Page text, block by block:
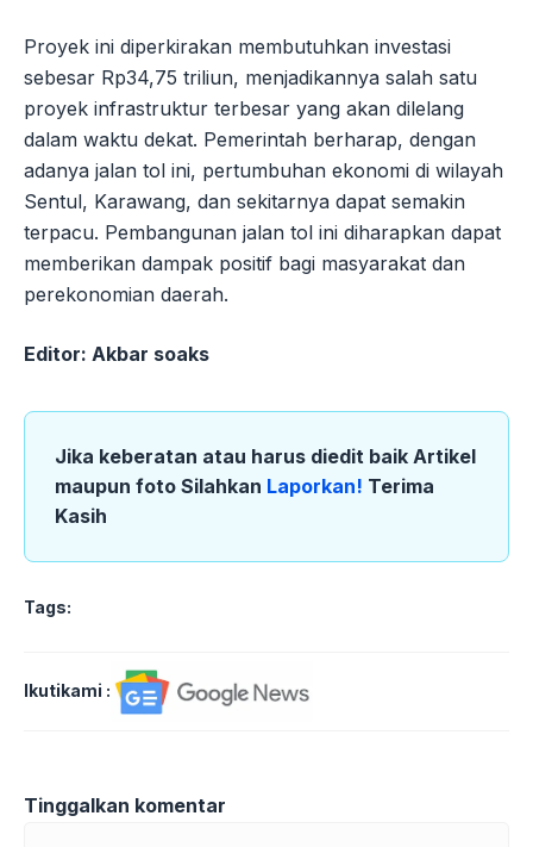
Proyek ini diperkirakan membutuhkan investasi
sebesar Rp34,75 triliun, menjadikannya salah satu
proyek infrastruktur terbesar yang akan dilelang
dalam waktu dekat. Pemerintah berharap, dengan
adanya jalan tol ini, pertumbuhan ekonomi di wilayah
Sentul, Karawang, dan sekitarnya dapat semakin
terpacu. Pembangunan jalan tol ini diharapkan dapat
memberikan dampak positif bagi masyarakat dan
perekonomian daerah.
Editor: Akbar soaks
Jika keberatan atau harus diedit baik Artikel
maupun foto Silahkan Laporkan! Terima
Kasih
Tags:
Ikutikami :
Tinggalkan komentar